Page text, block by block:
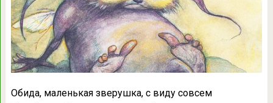
Обида, маленькая зверушка, с виду совсем